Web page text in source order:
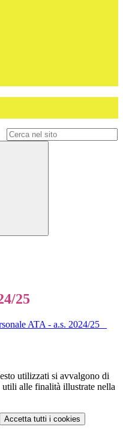
25
ATA - a.s. 2024/25
utilizzati si avvalgono di
utili alle finalità illustrate nella
Accetta tutti i cookies